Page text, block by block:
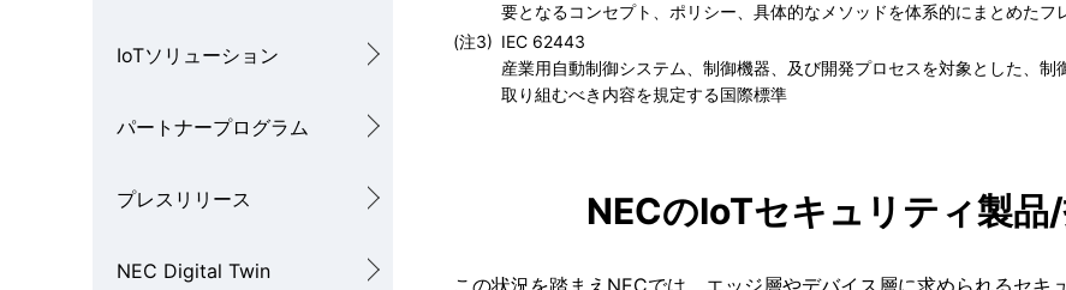
IoTソリューション
パートナープログラム
プレスリリース
NEC Digital Twin
要となるコンセプト、ポリシー、具体的なメソッドを体系的にまとめたフ
(注3) IEC 62443
産業用自動制御システム、制御機器、及び開発プロセスを対象とした、
取り組むべき内容を規定する国際標準
NECのIoTセキュリティ製品